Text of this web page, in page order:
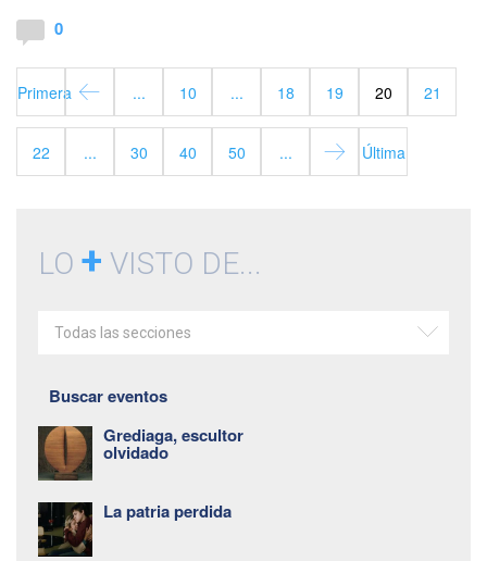
0
Primera ... 10 ... 18 19 20 21
22 ... 30 40 50 ... Última
LO + VISTO DE...
Todas las secciones
Buscar eventos
Grediaga, escultor
olvidado
La patria perdida